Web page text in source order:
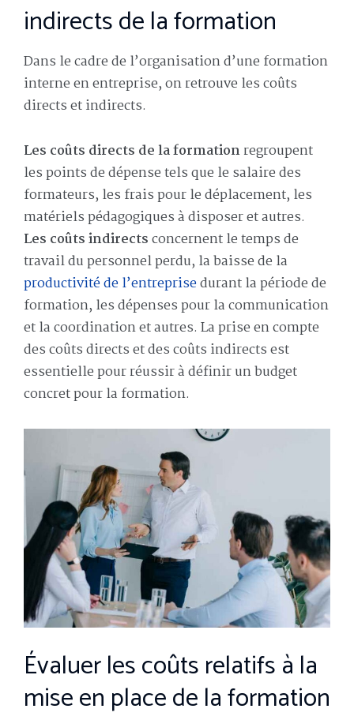
indirects de la formation
Dans le cadre de l’organisation d’une formation
interne en entreprise, on retrouve les coûts
directs et indirects.
Les coûts directs de la formationregroupent
les points de dépense tels que le salaire des
formateurs, les frais pour le déplacement, les
matériels pédagogiques à disposer et autres.
Les coûts indirectsconcernent le temps de
travail du personnel perdu, la baisse de la
productivité de l’entreprisedurant la période de
formation, les dépenses pour la communication
et la coordination et autres. La prise en compte
des coûts directs et des coûts indirects est
essentielle pour réussir à définir un budget
concret pour la formation.
Évaluer les coûts relatifs à la
mise en place de la formation